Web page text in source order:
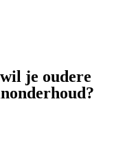
je oudere